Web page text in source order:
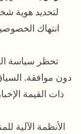
لتحديد هوية
انتهاك
دون موافقة.
ذات القيمة
الأنظمة الآلية